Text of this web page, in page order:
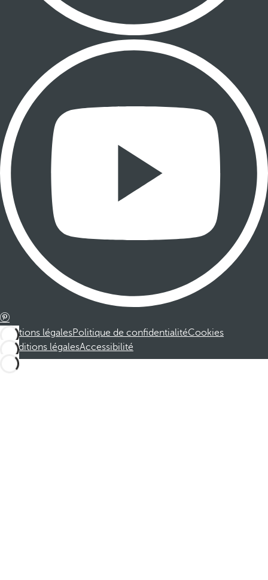
Mentions légalesPolitique de confidentialitéCookies
Conditions légalesAccessibilité